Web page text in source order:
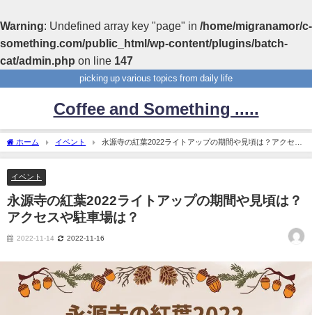
Warning: Undefined array key "page" in /home/migranamor/c-
something.com/public_html/wp-content/plugins/batch-
cat/admin.php on line 147
picking up various topics from daily life
Coffee and Something .....
ホーム イベント
永源寺の紅葉2022ライトアップの期間や見頃は？アクセス
や駐車場は？
イベント
永源寺の紅葉2022ライトアップの期間や見頃は？
アクセスや駐車場は？
2022-11-14 2022-11-16